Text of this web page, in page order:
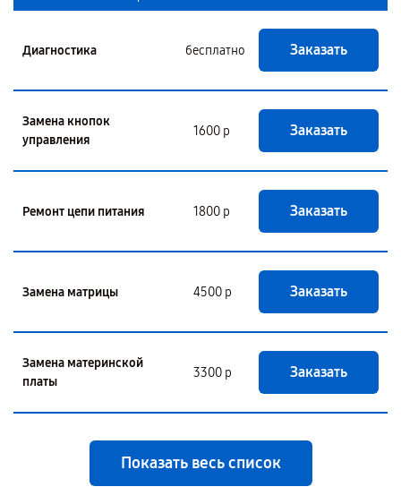
Диагностика бесплатно Заказать
Замена кнопок
управления
1600 р Заказать
Ремонт цепи питания 1800 р Заказать
Замена матрицы 4500 р Заказать
Замена материнской
платы
3300 р Заказать
Показать весь список